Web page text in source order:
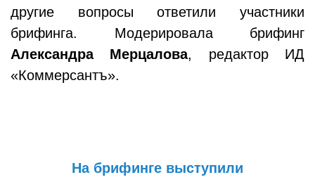
другие вопросы ответили участники
брифинга. Модерировала брифинг
Александра Мерцалова, редактор ИД
«Коммерсантъ».
На брифинге выступили